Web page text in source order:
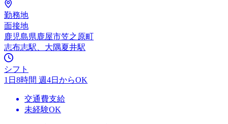
勤務地
面接地
鹿児島県鹿屋市笠之原町
志布志駅、大隅夏井駅
シフト
1日8時間 週4日からOK
交通費支給
未経験OK